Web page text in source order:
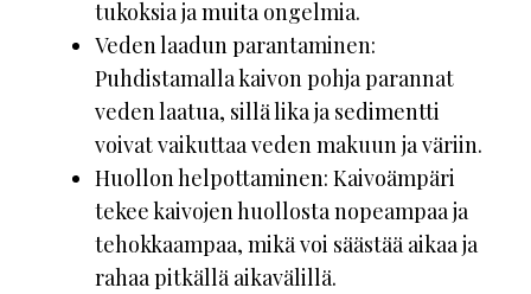
tukoksia ja muita ongelmia.
Veden laadun parantaminen:
Puhdistamalla kaivon pohja parannat
veden laatua, sillä lika ja sedimentti
voivat vaikuttaa veden makuun ja väriin.
Huollon helpottaminen: Kaivoämpäri
tekee kaivojen huollosta nopeampaa ja
tehokkaampaa, mikä voi säästää aikaa ja
rahaa pitkällä aikavälillä.